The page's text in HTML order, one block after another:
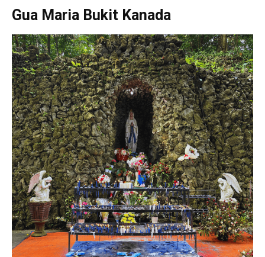
Gua Maria Bukit Kanada